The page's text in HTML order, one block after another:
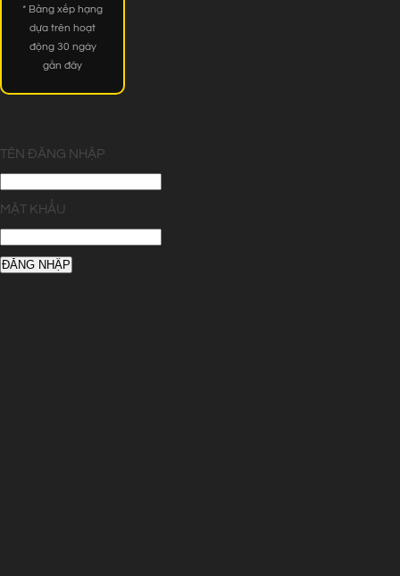
* Bảng xếp hạng
dựa trên hoạt
động 30 ngày
gần đây
TÊN ĐĂNG NHẬP
MẬT KHẨU